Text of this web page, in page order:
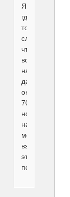
Я
где-
то
слышала,
что
вообще
надо
давать
около
70%,
но
на
мой
взгляд
это
перебор.